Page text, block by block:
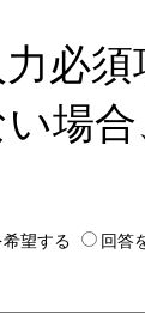
必須
場
望する 回答